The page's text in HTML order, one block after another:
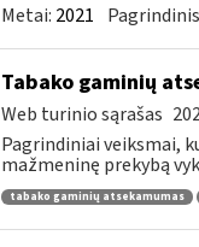
Metai: 2021
Tabako gaminių
Web turinio sąrašas
Pagrindiniai veiksmai,
mažmeninę prekybą
tabako gaminių atsekamumas